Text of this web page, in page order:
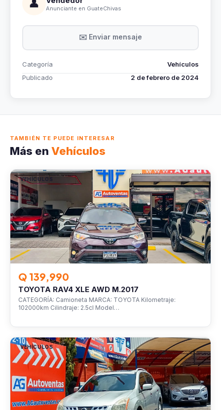
👤 Anunciante en GuateChivas
✉️ Enviar mensaje
Categoría
Vehículos
Publicado
2 de febrero de 2024
TAMBIÉN TE PUEDE INTERESAR
Más en Vehículos
VEHÍCULOS
Q 139,990
TOYOTA RAV4 XLE AWD M.2017
CATEGORÍA: Camioneta MARCA: TOYOTA Kilometraje:
102000km Cilindraje: 2.5cl Model…
VEHÍCULOS